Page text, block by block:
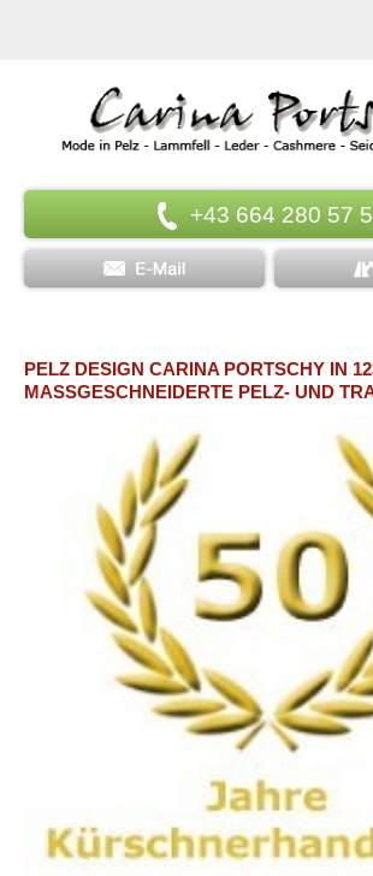
+43 664 280 57
PELZ DESIGN CARINA PORTSCHY IN
MASSGESCHNEIDERTE PELZ- UND